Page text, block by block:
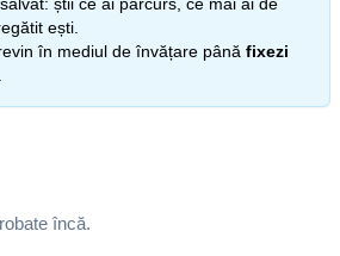
ești.
în mediul de învățare până fixezi
încă.